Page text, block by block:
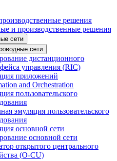
решения
и производственные решения
сети
сети
дистанционного
управления (RIC)
приложений
and Orchestration
пользовательского
эмуляция пользовательского
основной сети
основной сети
открытого центрального
(O-CU)